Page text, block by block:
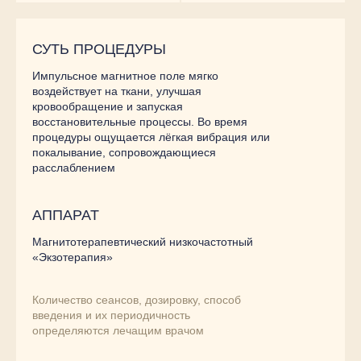
Количество сеансов, дозировку, способ
введения и их периодичность
определяются лечащим врачом
Магнитотерапевтический низкочастотный
«Экзотерапия»
АППАРАТ
СУТЬ ПРОЦЕДУРЫ
Импульсное магнитное поле мягко
воздействует на ткани, улучшая
кровообращение и запуская
восстановительные процессы. Во время
процедуры ощущается лёгкая вибрация или
покалывание, сопровождающиеся
расслаблением